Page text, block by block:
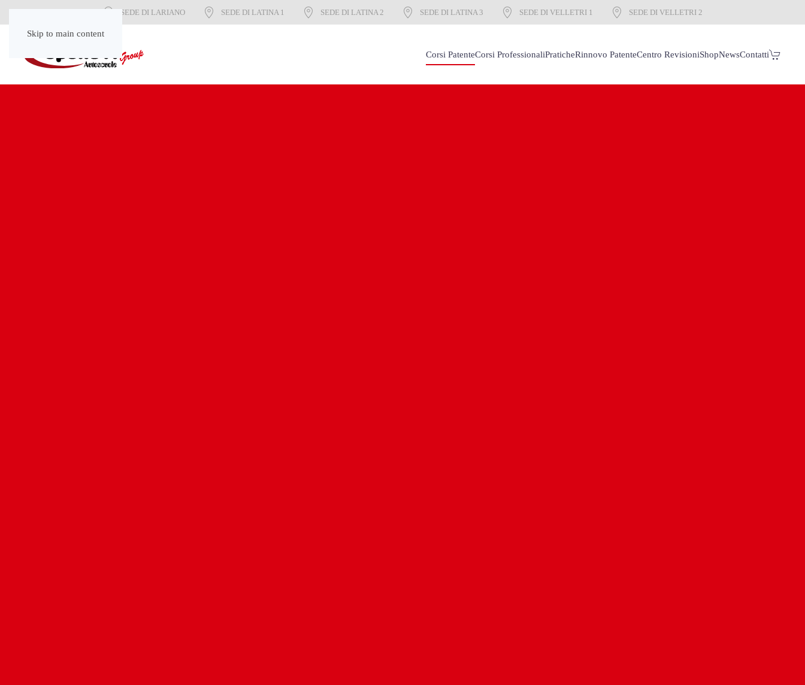
Skip to main content
SEDE DI LARIANO SEDE DI LATINA 1 SEDE DI LATINA 2 SEDE DI LATINA 3 SEDE DI VELLETRI 1 SEDE DI VELLETRI 2
Corsi PatenteCorsi ProfessionaliPraticheRinnovo PatenteCentro RevisioniShopNewsContatti